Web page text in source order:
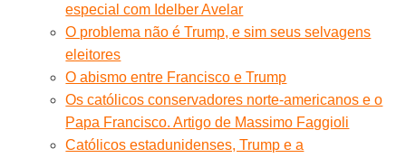
especial com Idelber Avelar
O problema não é Trump, e sim seus selvagens
eleitores
O abismo entre Francisco e Trump
Os católicos conservadores norte-americanos e o
Papa Francisco. Artigo de Massimo Faggioli
Católicos estadunidenses, Trump e a